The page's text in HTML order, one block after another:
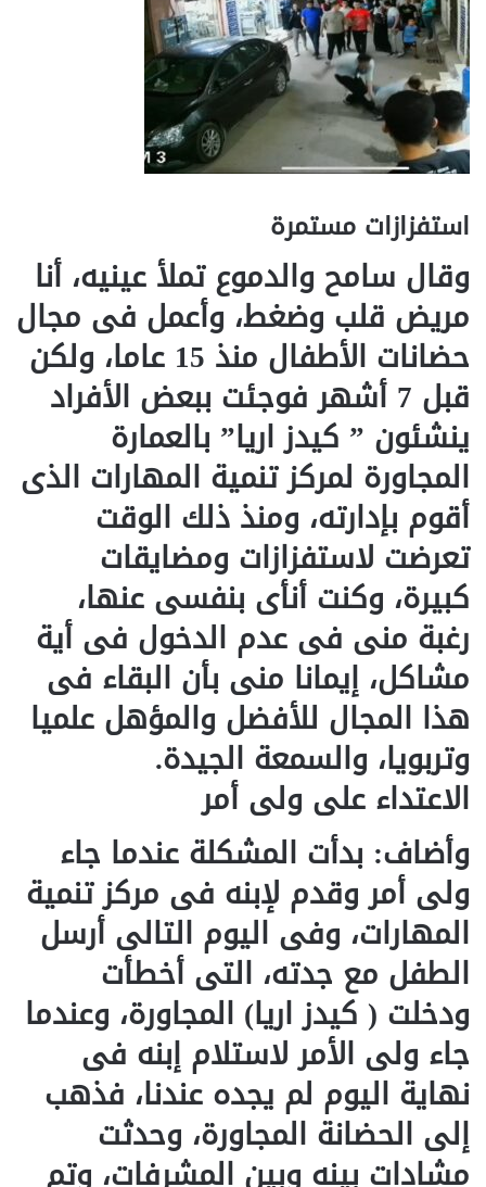
استفزازات مستمرة
وقال سامح والدموع تملأ عينيه، أنا
مريض قلب وضغط، وأعمل فى مجال
حضانات الأطفال منذ 15 عاما، ولكن
قبل 7 أشهر فوجئت ببعض الأفراد
ينشئون ” كيدز اريا” بالعمارة
المجاورة لمركز تنمية المهارات الذى
أقوم بإدارته، ومنذ ذلك الوقت
تعرضت لاستفزازات ومضايقات
كبيرة، وكنت أنأى بنفسى عنها،
رغبة منى فى عدم الدخول فى أية
مشاكل، إيمانا منى بأن البقاء فى
هذا المجال للأفضل والمؤهل علميا
وتربويا، والسمعة الجيدة.
الاعتداء على ولى أمر
وأضاف: بدأت المشكلة عندما جاء
ولى أمر وقدم لإبنه فى مركز تنمية
المهارات، وفى اليوم التالى أرسل
الطفل مع جدته، التى أخطأت
ودخلت ( كيدز اريا) المجاورة، وعندما
جاء ولى الأمر لاستلام إبنه فى
نهاية اليوم لم يجده عندنا، فذهب
إلى الحضانة المجاورة، وحدثت
مشادات بينه وبين المشرفات، وتم